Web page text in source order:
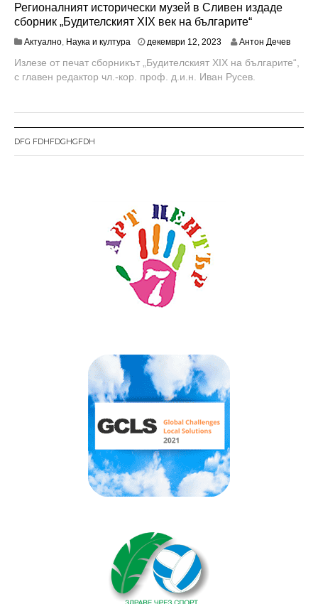
Регионалният исторически музей в Сливен издаде
сборник „Будителският XIX век на българите“
Актуално, Наука и култура декември 12, 2023 Антон Дечев
Излезе от печат сборникът „Будителският XIX на българите“,
с главен редактор чл.-кор. проф. д.и.н. Иван Русев.
DFG FDHFDGHGFDH